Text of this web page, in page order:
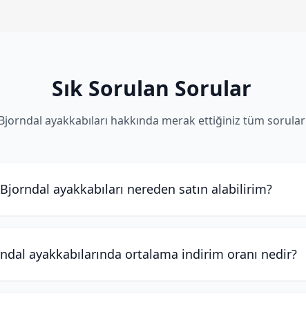
Sık Sorulan Sorular
ayakkabıları hakkında merak ettiğiniz tüm sorular
Bjorndal ayakkabıları nereden satın alabilirim?
ayakkabılarında ortalama indirim oranı nedir?